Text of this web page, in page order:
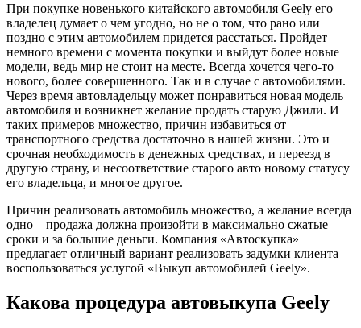
При покупке новенького китайского автомобиля Geely его
владелец думает о чем угодно, но не о том, что рано или
поздно с этим автомобилем придется расстаться. Пройдет
немного времени с момента покупки и выйдут более новые
модели, ведь мир не стоит на месте. Всегда хочется чего-то
нового, более совершенного. Так и в случае с автомобилями.
Через время автовладельцу может понравиться новая модель
автомобиля и возникнет желание продать старую Джили. И
таких примеров множество, причин избавиться от
транспортного средства достаточно в нашей жизни. Это и
срочная необходимость в денежных средствах, и переезд в
другую страну, и несоответствие старого авто новому статусу
его владельца, и многое другое.
Причин реализовать автомобиль множество, а желание всегда
одно – продажа должна произойти в максимально сжатые
сроки и за большие деньги. Компания «Автоскупка»
предлагает отличный вариант реализовать задумки клиента –
воспользоваться услугой «Выкуп автомобилей Geely».
Какова процедура автовыкупа Geely